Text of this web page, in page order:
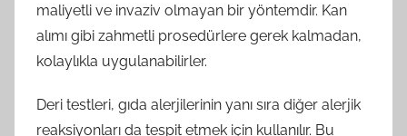
maliyetli ve invaziv olmayan bir yöntemdir. Kan
alımı gibi zahmetli prosedürlere gerek kalmadan,
kolaylıkla uygulanabilirler.
Deri testleri, gıda alerjilerinin yanı sıra diğer alerjik
reaksiyonları da tespit etmek için kullanılır. Bu